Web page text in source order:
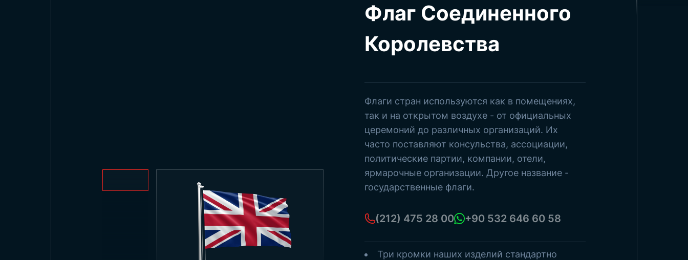
Квадратные декоративные флаги
Старые турецкие государства
Смотреть все товары
Флаг Соединенного
Королевства
Флаги стран используются как в помещениях,
так и на открытом воздухе - от официальных
церемоний до различных организаций. Их
часто поставляют консульства, ассоциации,
политические партии, компании, отели,
ярмарочные организации. Другое название -
государственные флаги.
(212) 475 28 00 +90 532 646 60 58
Три кромки наших изделий стандартно
Просмотреть товары